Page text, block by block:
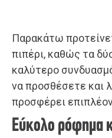
Παρακάτω
πιπέρι, καθώς τα
καλύτερο
να προσθέσετε και
προσφέρει
Εύκολο ρόφημα